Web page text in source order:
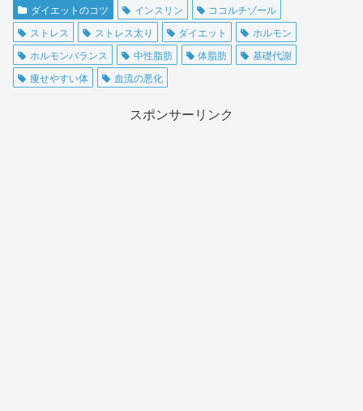
ダイエットのコツ インスリン
ココルチゾール
ストレス
ストレス太り ダイエット
ホルモン
ホルモンバランス
中性脂肪 体脂肪
基礎代謝
痩せやすい体
血流の悪化
スポンサーリンク